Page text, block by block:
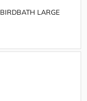
BIRDBATH LARGE